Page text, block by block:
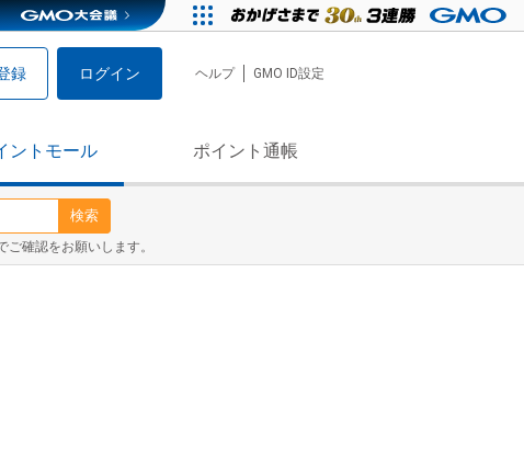
録 ログイン ヘルプ GMO ID設定
ントモール ポイント通帳
検索
確認をお願いします。